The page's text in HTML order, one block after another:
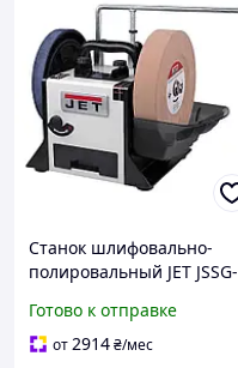
Станок шлифовально-
полировальный JET JSSG-
двигателем
Готово к отправке
от2914₴/мес